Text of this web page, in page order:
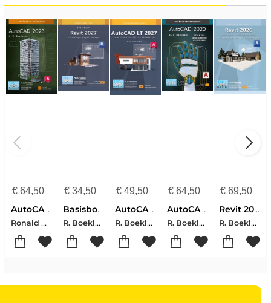
€64,50
AutoCAD 2023
Ronald Boeklagen
€34,50
Basisboek Revit 2027
R. Boeklagen-R.P. Boeklagen
€ 49,50
AutoCAD LT 2027
R. Boeklagen
€ 64,50
AutoCAD 2020
R. Boeklagen
€ 69,50
Revit 2026
R. Boeklagen-R.P. Boeklagen